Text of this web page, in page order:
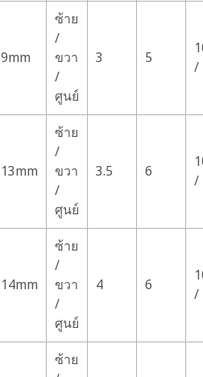
9mm
ซ้าย
/
ขวา
/
ศูนย์
3 5
/
13mm
ซ้าย
/
ขวา
/
ศูนย์
3.5 6
/
14mm
ซ้าย
/
ขวา
/
ศูนย์
4 6
/
ซ้าย